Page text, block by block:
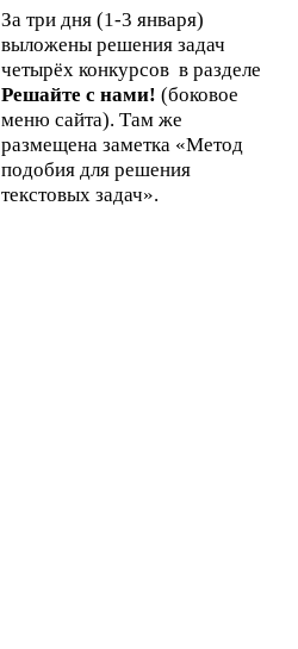
За три дня (1-3 января)
выложены решения задач
четырёх конкурсов в разделе
Решайте с нами! (боковое
меню сайта). Там же
размещена заметка «Метод
подобия для решения
текстовых задач».